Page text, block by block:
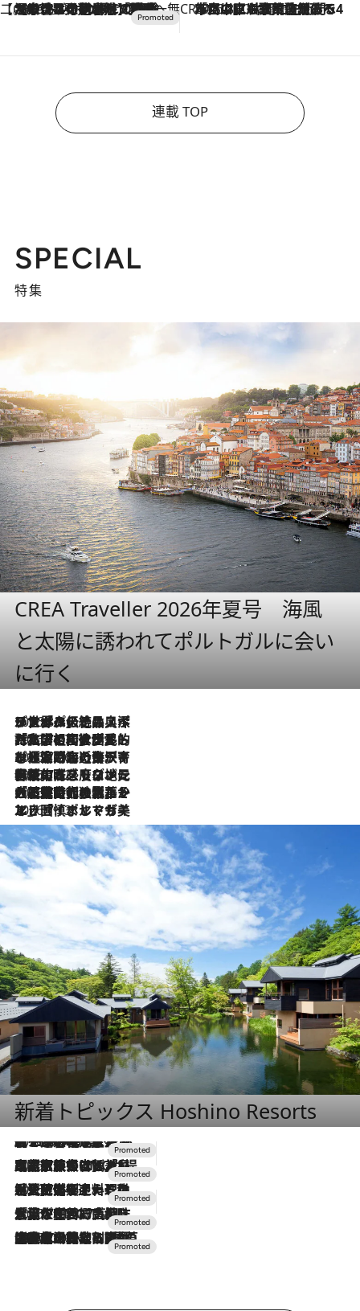
【CREA×星野リゾート】唯一無二。癒しと発見が待つ場所へ
2026.8.7
【トンボの足水浴】ヒノキの香りに包まれて涼感マックス！約13℃の湧水かけ流しを避暑地「星野温泉 トンボの湯」で体験 CREA'S CHOICE
2026.8.7
「立川にも歌舞伎があるんだよ」 片岡仁左衛門・市川中車ら豪華座組みで4年目の立川立飛歌舞伎へ
連載 TOP
SPECIAL
特集
CREA Traveller 2026年夏号 海風
と太陽に誘われてポルトガルに会い
に行く
2026.8.8
リスボンの絶品スイーツ「パステル・デ・ナタ」とは？ポルトガル伝統の奥深い世界へ
2026.7.27
「私の祖国はポルトガル語です」国民的詩人フェルナンド・ペソアと、彼が愛した文学の街を歩く
2026.7.26
ポルトガル近海が育む極上の海の幸。キリリと冷えた白ワインと愉しむ、シーフード専門店の贅沢
2026.7.22
伝統の味をモダンに昇華。高感度な地元客が集う、リスボンの最旬ガストロノミー
2026.7.21
大航海時代の栄華から、震災、独裁、そして革命へ。ポルトガル・首都リスボンの石畳に刻まれた「歴史の光と影」
2026.7.13
エッセイ・ヤマザキマリ「慎ましくも美しき国 ポルトガル」
新着トピックス Hoshino Resorts
2026.8.7
【トンボの足水浴】ヒノキの香りに包まれて涼感マックス！約13℃の湧水かけ流しを避暑地「星野温泉 トンボの湯」で体験
2026.7.31
【ホテル帰省】という選択肢をOMOが提案。家族とほどよい距離を保つには「昼は実家、夜は気兼ねなくホテルで！」
2026.7.24
【夏限定ディナーコース】旬を迎える稚鮎や花ズッキーニなどをイタリア・トスカーナの郷土料理の手法で満喫！
2026.7.17
「土佐和ハーブかき氷」がOMO7高知に登場！生姜、山椒、大葉など目にも舌にも涼を呼ぶ郷土の味
2026.7.10
NEW OPEN！【界 草津】名湯の地に誕生。趣の異なる2種の温泉と上州ならではの会席・蕎麦割烹など美食を味わう究極の癒やし旅